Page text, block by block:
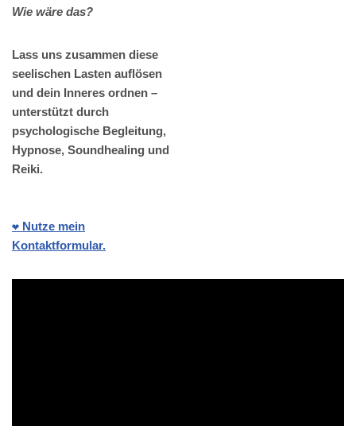
Wie wäre das?
Lass uns zusammen diese
seelischen Lasten auflösen
und dein Inneres ordnen –
unterstützt durch
psychologische Begleitung,
Hypnose, Soundhealing und
Reiki.
❤️ Nutze mein
Kontaktformular.